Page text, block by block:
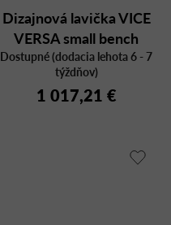
Dizajnová lavička VICE
VERSA small bench
Dostupné (dodacia lehota 6 - 7
týždňov)
1 017,21 €